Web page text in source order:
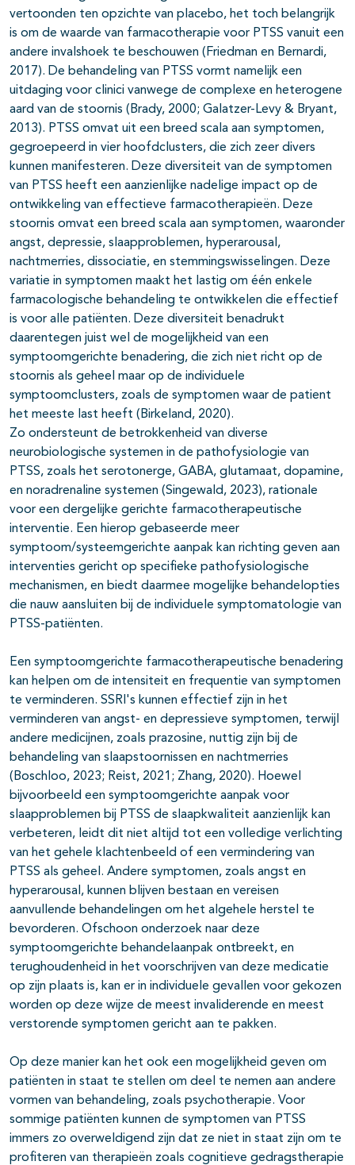
vertoonden ten opzichte van placebo, het toch belangrijk
is om de waarde van farmacotherapie voor PTSS vanuit een
andere invalshoek te beschouwen (Friedman en Bernardi,
2017). De behandeling van PTSS vormt namelijk een
uitdaging voor clinici vanwege de complexe en heterogene
aard van de stoornis (Brady, 2000; Galatzer-Levy & Bryant,
2013). PTSS omvat uit een breed scala aan symptomen,
gegroepeerd in vier hoofdclusters, die zich zeer divers
kunnen manifesteren. Deze diversiteit van de symptomen
van PTSS heeft een aanzienlijke nadelige impact op de
ontwikkeling van effectieve farmacotherapieën. Deze
stoornis omvat een breed scala aan symptomen, waaronder
angst, depressie, slaapproblemen, hyperarousal,
nachtmerries, dissociatie, en stemmingswisselingen. Deze
variatie in symptomen maakt het lastig om één enkele
farmacologische behandeling te ontwikkelen die effectief
is voor alle patiënten. Deze diversiteit benadrukt
daarentegen juist wel de mogelijkheid van een
symptoomgerichte benadering, die zich niet richt op de
stoornis als geheel maar op de individuele
symptoomclusters, zoals de symptomen waar de patient
het meeste last heeft (Birkeland, 2020).
Zo ondersteunt de betrokkenheid van diverse
neurobiologische systemen in de pathofysiologie van
PTSS, zoals het serotonerge, GABA, glutamaat, dopamine,
en noradrenaline systemen (Singewald, 2023), rationale
voor een dergelijke gerichte farmacotherapeutische
interventie. Een hierop gebaseerde meer
symptoom/systeemgerichte aanpak kan richting geven aan
interventies gericht op specifieke pathofysiologische
mechanismen, en biedt daarmee mogelijke behandelopties
die nauw aansluiten bij de individuele symptomatologie van
PTSS-patiënten.
Een symptoomgerichte farmacotherapeutische benadering
kan helpen om de intensiteit en frequentie van symptomen
te verminderen. SSRI's kunnen effectief zijn in het
verminderen van angst- en depressieve symptomen, terwijl
andere medicijnen, zoals prazosine, nuttig zijn bij de
behandeling van slaapstoornissen en nachtmerries
(Boschloo, 2023; Reist, 2021; Zhang, 2020). Hoewel
bijvoorbeeld een symptoomgerichte aanpak voor
slaapproblemen bij PTSS de slaapkwaliteit aanzienlijk kan
verbeteren, leidt dit niet altijd tot een volledige verlichting
van het gehele klachtenbeeld of een vermindering van
PTSS als geheel. Andere symptomen, zoals angst en
hyperarousal, kunnen blijven bestaan en vereisen
aanvullende behandelingen om het algehele herstel te
bevorderen. Ofschoon onderzoek naar deze
symptoomgerichte behandelaanpak ontbreekt, en
terughoudenheid in het voorschrijven van deze medicatie
op zijn plaats is, kan er in individuele gevallen voor gekozen
worden op deze wijze de meest invaliderende en meest
verstorende symptomen gericht aan te pakken.
Op deze manier kan het ook een mogelijkheid geven om
patiënten in staat te stellen om deel te nemen aan andere
vormen van behandeling, zoals psychotherapie. Voor
sommige patiënten kunnen de symptomen van PTSS
immers zo overweldigend zijn dat ze niet in staat zijn om te
profiteren van therapieën zoals cognitieve gedragstherapie